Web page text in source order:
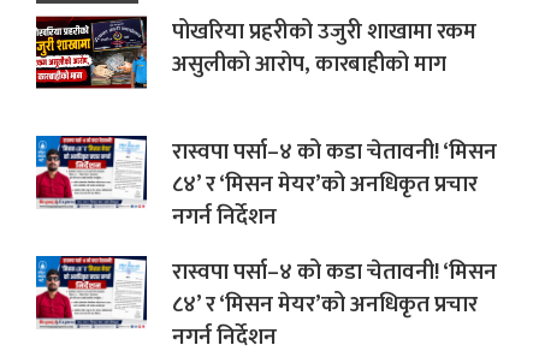
पोखरिया प्रहरीको उजुरी शाखामा रकम
असुलीको आरोप, कारबाहीको माग
रास्वपा पर्सा–४ को कडा चेतावनी! ‘मिसन
८४’ र ‘मिसन मेयर’को अनधिकृत प्रचार
नगर्न निर्देशन
रास्वपा पर्सा–४ को कडा चेतावनी! ‘मिसन
८४’ र ‘मिसन मेयर’को अनधिकृत प्रचार
नगर्न निर्देशन